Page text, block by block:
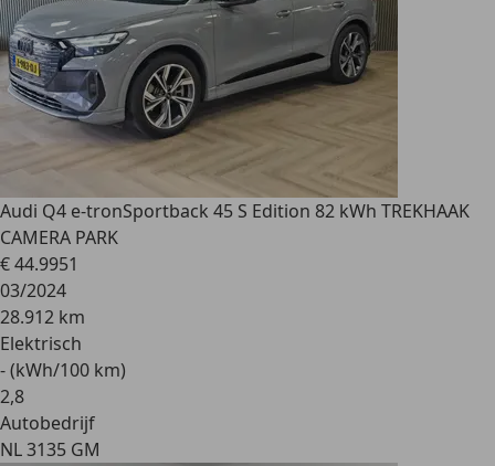
Audi Q4 e-tronSportback 45 S Edition 82 kWh TREKHAAK
CAMERA PARK
€ 44.9951
03/2024
28.912 km
Elektrisch
- (kWh/100 km)
2,8
Autobedrijf
NL 3135 GM